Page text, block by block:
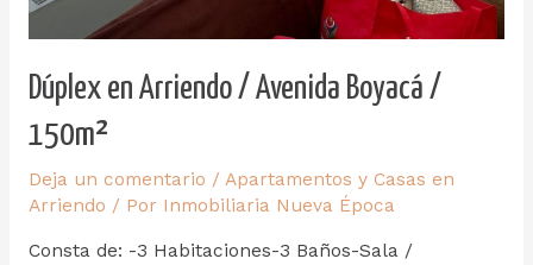
Dúplex en Arriendo / Avenida Boyacá /
150m²
Deja un comentario / Apartamentos y Casas en
Arriendo / Por Inmobiliaria Nueva Época
Consta de: -3 Habitaciones-3 Baños-Sala /